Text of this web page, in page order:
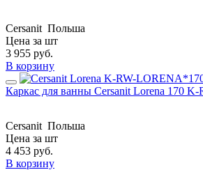
Cersanit Польша
Цена за шт
3 955 руб.
В корзину
Каркас для ванны Cersanit Lorena 170
Cersanit Польша
Цена за шт
4 453 руб.
В корзину